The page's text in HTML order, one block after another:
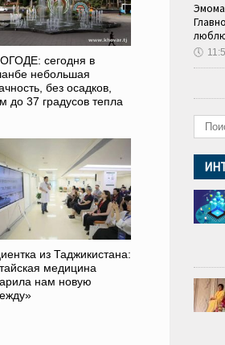
сегодня в
небольшая
без осадков,
до 37 градусов тепла
из Таджикистана:
медицина
нам новую
🕔